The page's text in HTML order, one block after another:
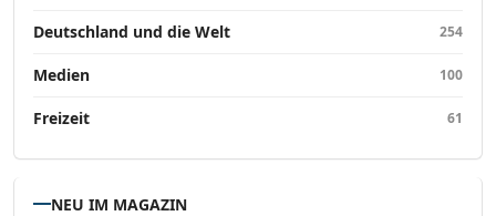
Deutschland und die Welt 254
Medien 100
Freizeit 61
NEU IM MAGAZIN